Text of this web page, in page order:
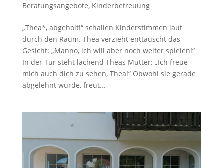
Beratungsangebote, Kinderbetreuung
„Thea*, abgeholt!“ schallen Kinderstimmen laut
durch den Raum. Thea verzieht enttäuscht das
Gesicht: „Manno, ich will aber noch weiter spielen!“
In der Tür steht lachend Theas Mutter: „Ich freue
mich auch dich zu sehen, Thea!“ Obwohl sie gerade
abgelehnt wurde, freut...